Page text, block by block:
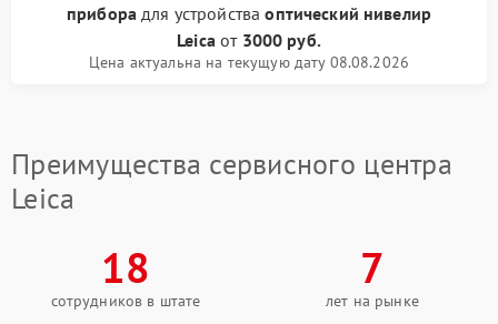
приборадля устройстваоптический нивелир
Leicaот 3000 руб.
Цена актуальна на текущую дату 08.08.2026
Преимущества сервисного центра
Leica
18
сотрудников в штате
7
лет на рынке